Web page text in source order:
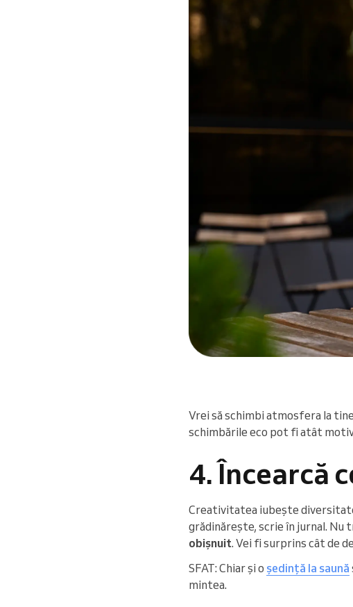
Vrei să schimbi atmosfera la
schimbările eco pot fi atât
4. Încearcă
Creativitatea iubește
grădinărește, scrie în jurnal. Nu
obișnuit. Vei fi surprins cât de
SFAT: Chiar și o ședință la saună
mintea.